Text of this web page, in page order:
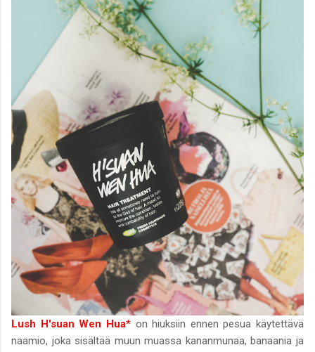
Lush H'suan Wen Hua*on hiuksiin ennen pesua käytettävä
naamio, joka sisältää muun muassa kananmunaa, banaania ja